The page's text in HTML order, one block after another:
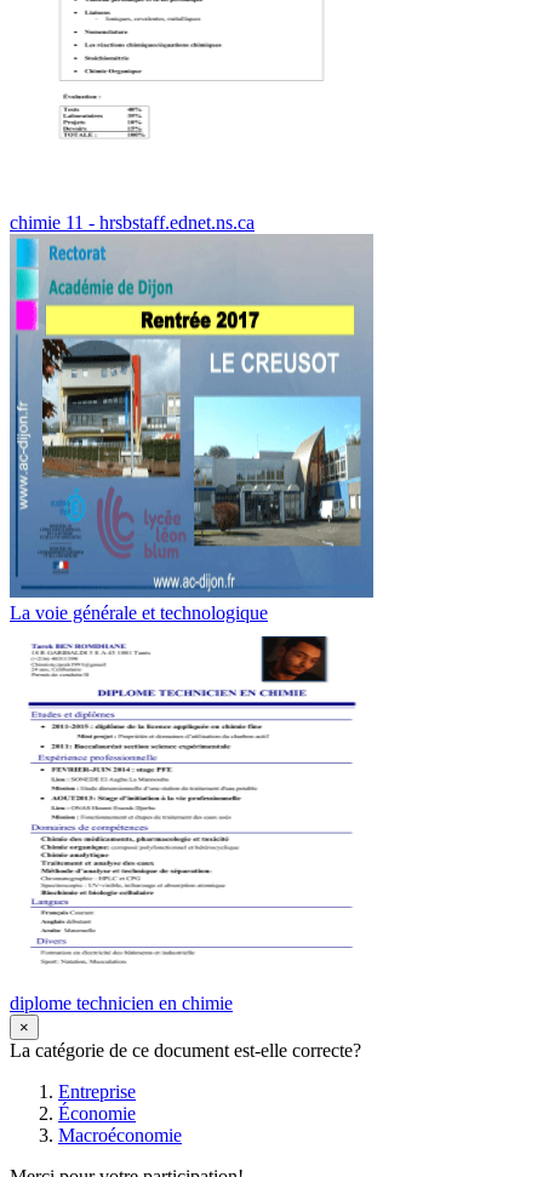
chimie 11 - hrsbstaff.ednet.ns.ca
La voie générale et technologique
diplome technicien en chimie
×
La catégorie de ce document est-elle correcte?
Entreprise
Économie
Macroéconomie